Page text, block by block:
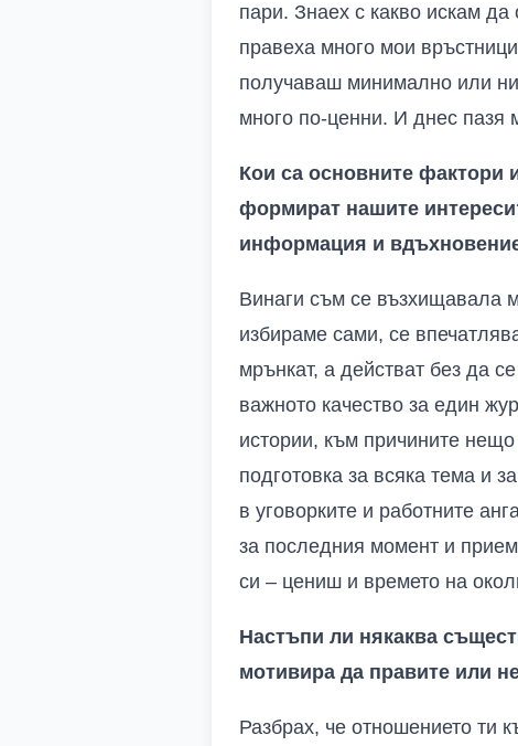
пари. Знаех с какво искам да
правеха много мои
получаваш минимално или
много по-ценни. И днес пазя
Кои са основните фактори
формират нашите
информация и
Винаги съм се възхищавала
избираме сами, се
мрънкат, а действат без да
важното качество за един
истории, към причините
подготовка за всяка тема и
в уговорките и работните
за последния момент и
си – цениш и времето на
Настъпи ли някаква
мотивира да правите или
Разбрах, че отношението ти